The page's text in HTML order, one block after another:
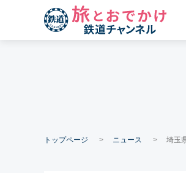
トップページ ニュース 埼玉